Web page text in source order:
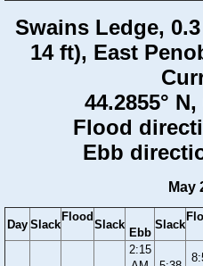
Swains Ledge,
14 ft), East
44.2855°
Flood
Ebb
May
Day Slack
Flood
Slack
Ebb
Slack
2:15